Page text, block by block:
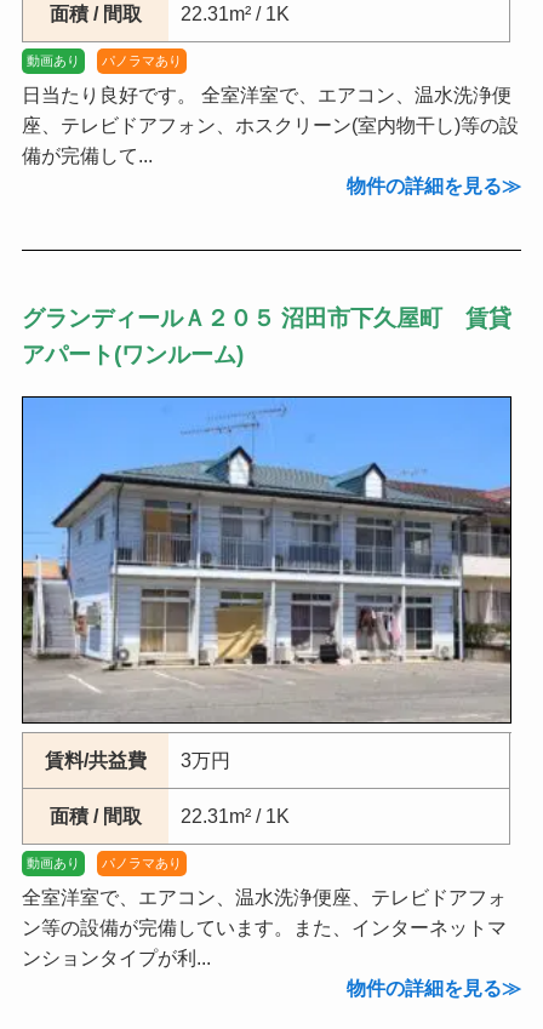
面積 / 間取 22.31m² / 1K
動画あり パノラマあり
日当たり良好です。 全室洋室で、エアコン、温水洗浄便
座、テレビドアフォン、ホスクリーン(室内物干し)等の設
備が完備して...
物件の詳細を見る
グランディールＡ２０５ 沼田市下久屋町 賃貸
アパート(ワンルーム)
賃料/共益費 3万円
面積 / 間取 22.31m² / 1K
動画あり パノラマあり
全室洋室で、エアコン、温水洗浄便座、テレビドアフォ
ン等の設備が完備しています。また、インターネットマ
ンションタイプが利...
物件の詳細を見る